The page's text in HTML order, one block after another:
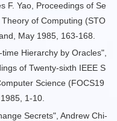
F. Yao, Proceedings of Se
of Computing (STO
May 1985, 163-168.
Hierarchy by Oracles",
of Twenty-sixth IEEE S
Science (FOCS19
1-10.
Secrets", Andrew Chi-